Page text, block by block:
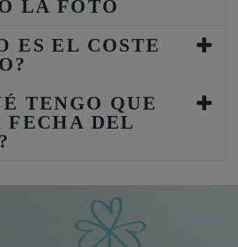
LA FOTO
ES EL COSTE
TENGO QUE
FECHA DEL